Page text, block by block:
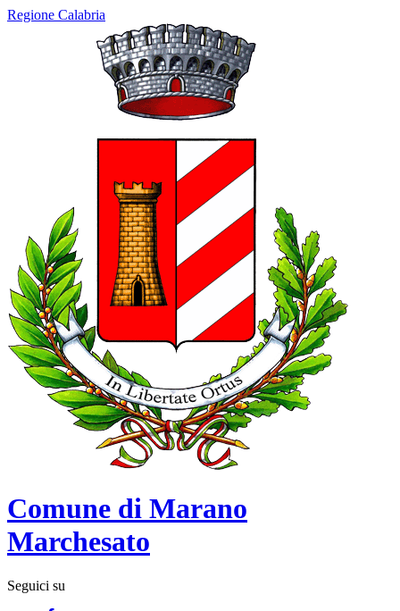
Regione Calabria
Comune di Marano
Marchesato
Seguici su